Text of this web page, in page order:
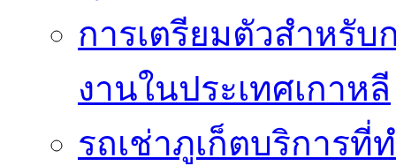
การเตรียมตัวสำหรับ
งานในประเทศเกาหลี
รถเช่าภูเก็ตบริการ